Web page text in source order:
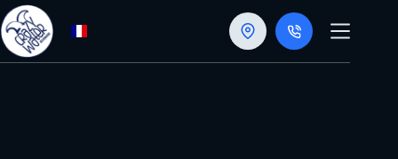
Passer
au
contenu